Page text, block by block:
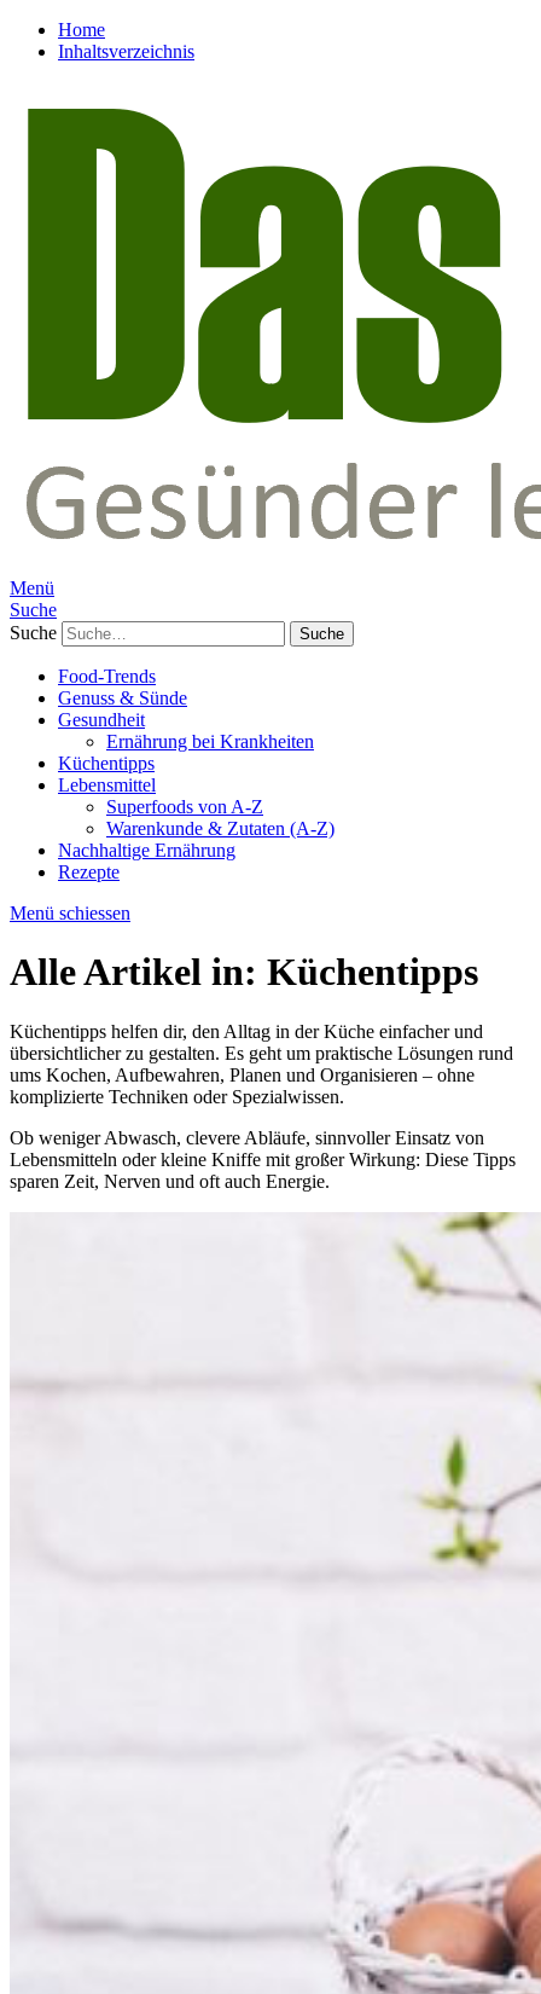
Home
Inhaltsverzeichnis
Menü
Suche
Suche
Food-Trends
Genuss & Sünde
Gesundheit
Ernährung bei Krankheiten
Küchentipps
Lebensmittel
Superfoods von A-Z
Warenkunde & Zutaten (A-Z)
Nachhaltige Ernährung
Rezepte
Menü schiessen
Alle Artikel in: Küchentipps
Küchentipps helfen dir, den Alltag in der Küche einfacher und
übersichtlicher zu gestalten. Es geht um praktische Lösungen rund
ums Kochen, Aufbewahren, Planen und Organisieren – ohne
komplizierte Techniken oder Spezialwissen.
Ob weniger Abwasch, clevere Abläufe, sinnvoller Einsatz von
Lebensmitteln oder kleine Kniffe mit großer Wirkung: Diese Tipps
sparen Zeit, Nerven und oft auch Energie.